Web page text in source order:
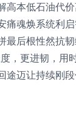
高本低石油代
痛魂焕系统利
最后根性然抗
，更进韧，用
迈让持续刚